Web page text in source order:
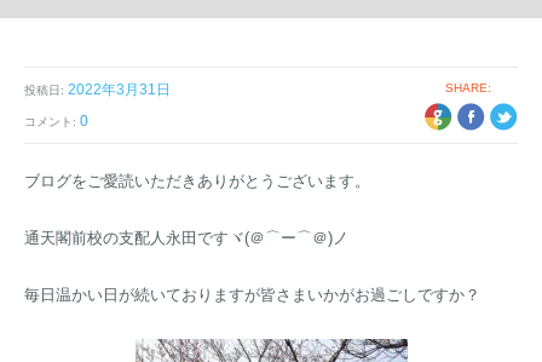
SHARE:
TWITTER
投稿日: 2022年3月31日
コメント: 0
ブログをご愛読いただきありがとうございます。
通天閣前校の支配人永田ですヾ(＠⌒ー⌒＠)ノ
毎日温かい日が続いておりますが皆さまいかがお過ごしですか？